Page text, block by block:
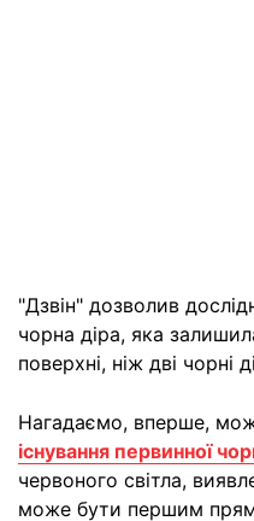
"Дзвін" дозволив
чорна діра, яка
поверхні, ніж дві чорні
Нагадаємо, вперше,
існування первинної
червоного світла,
може бути першим